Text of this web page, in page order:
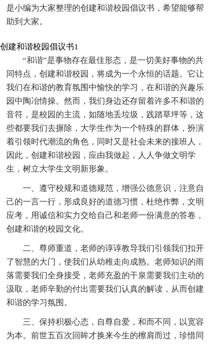
是小编为大家整理的创建和谐校园倡议书，希望能够帮
助到大家。
创建和谐校园倡议书1
“和谐”是事物存在最佳形态，是一切美好事物的共
同特点，创建和谐校园，将成为一个永恒的话题。它让
我们在和谐的教育氛围中愉快的学习，在和谐的兴趣乐
园中陶冶情操。然而，我们身边还存留着许多不和谐的
音符，是校园的主流，如随地丢垃圾，践踏草坪等，这
些都要我们去摒除，大学生作为一个特殊的群体，扮演
着引领时代潮流的角色，同时又是社会未来的接班人，
因此，创建和谐校园，应由我做起，人人争做文明学
生，树立大学生文明新形象。
一、遵守校规和道德规范，增强公德意识，注意自
己的一言一行，形成良好的道德习惯，杜绝作弊，文明
应考，用诚信和实力交给自己和老师一份满意的答卷，
创建和谐的校园文化。
二、尊师重道，老师的谆谆教导我们引领我们扣开
了智慧的大门，使我们从幼稚走向成熟。老师知识的雨
落需要我们全身接受，老师充盈的干泉需要我们主动的
汲取，老师辛勤的付出需要我们认真的解读，从而创建
和谐的学习氛围。
三、保持积极心态，自尊自爱，和而不同，以宽容
为本。前世五百次回眸才换来今生的檫肩而过，珍惜同